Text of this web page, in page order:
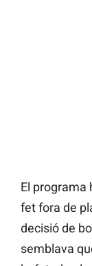
El programa
fet fora de
decisió de
semblava